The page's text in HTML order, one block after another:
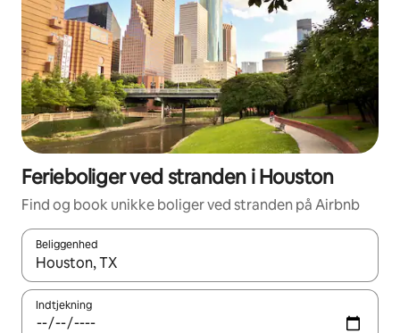
Ferieboliger ved stranden i Houston
Find og book unikke boliger ved stranden på Airbnb
Beliggenhed
Når resultaterne er tilgængelige, skal du navigere med
Indtjekning